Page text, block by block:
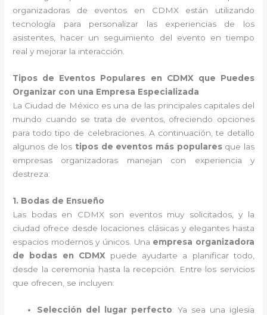
organizadoras de eventos en CDMX están utilizando
tecnología para personalizar las experiencias de los
asistentes, hacer un seguimiento del evento en tiempo
real y mejorar la interacción.
Tipos de Eventos Populares en CDMX que Puedes
Organizar con una Empresa Especializada
La Ciudad de México es una de las principales capitales del
mundo cuando se trata de eventos, ofreciendo opciones
para todo tipo de celebraciones. A continuación, te detallo
algunos de los tipos de eventos más popularesque las
empresas organizadoras manejan con experiencia y
destreza:
1. Bodas de Ensueño
Las bodas en CDMX son eventos muy solicitados, y la
ciudad ofrece desde locaciones clásicas y elegantes hasta
espacios modernos y únicos. Una empresa organizadora
de bodas en CDMX puede ayudarte a planificar todo,
desde la ceremonia hasta la recepción. Entre los servicios
que ofrecen, se incluyen:
Selección del lugar perfecto: Ya sea una iglesia